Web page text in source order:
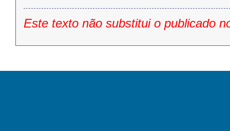
Este texto não substitui o publicado